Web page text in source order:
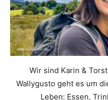
Wir sind Karin &
Wallygusto geht es um
Leben: Essen,